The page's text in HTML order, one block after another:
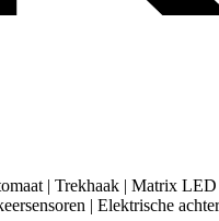
| Trekhaak | Matrix
| Elektrische